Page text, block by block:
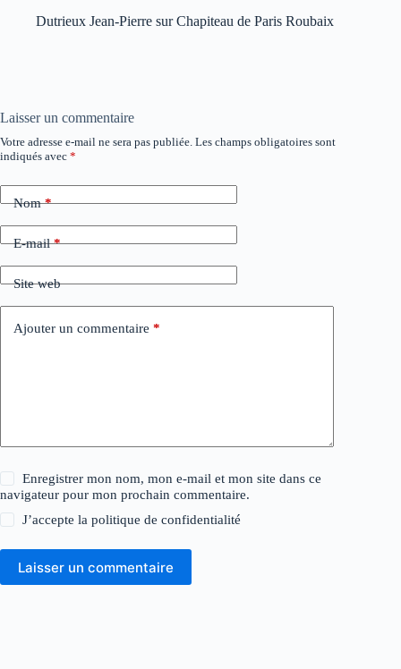
Dutrieux Jean-Pierre surChapiteau de Paris Roubaix
Laisser un commentaire
Votre adresse e-mail ne sera pas publiée. Les champs obligatoires sont
indiqués avec *
Nom*
E-mail*
Site web
Ajouter un commentaire *
Enregistrer mon nom, mon e-mail et mon site dans ce
navigateur pour mon prochain commentaire.
J’accepte lapolitique de confidentialité
Laisser un commentaire